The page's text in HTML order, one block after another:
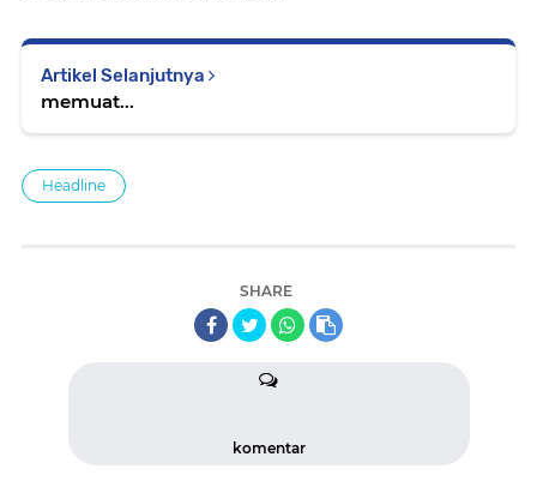
Artikel Selanjutnya
memuat...
Headline
SHARE
komentar